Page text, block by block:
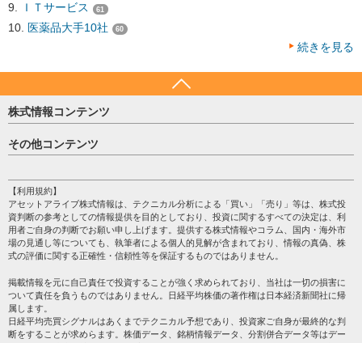
ＩＴサービス 61
医薬品大手10社 60
続きを見る
株式情報コンテンツ
日経平均
売買シグナル
注目銘柄
株テーマ情報
海外市況
投資カレンダー
格付け情報
その他コンテンツ
個人情報保護方針
プライバシーポリシー
会社案内
サイトマップ
過去データ
【利用規約】
アセットアライブ株式情報は、テクニカル分析による「買い」「売り」等は、株式投
資判断の参考としての情報提供を目的としており、投資に関するすべての決定は、利
用者ご自身の判断でお願い申し上げます。提供する株式情報やコラム、国内・海外市
場の見通し等についても、執筆者による個人的見解が含まれており、情報の真偽、株
式の評価に関する正確性・信頼性等を保証するものではありません。
掲載情報を元に自己責任で投資することが強く求められており、当社は一切の損害に
ついて責任を負うものではありません。日経平均株価の著作権は日本経済新聞社に帰
属します。
日経平均売買シグナルはあくまでテクニカル予想であり、投資家ご自身が最終的な判
断をすることが求めらます。株価データ、銘柄情報データ、分割併合データ等はデー